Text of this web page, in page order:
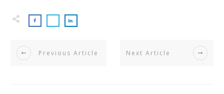
Previous Article Next Article